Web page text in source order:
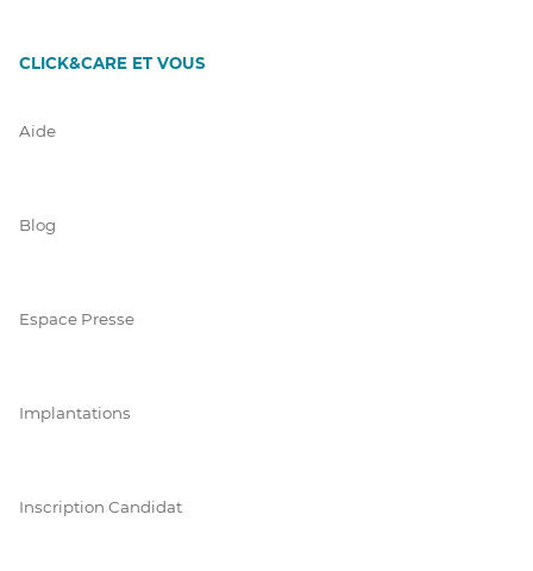
CLICK&CARE ET VOUS
Aide
Blog
Espace Presse
Implantations
Inscription Candidat